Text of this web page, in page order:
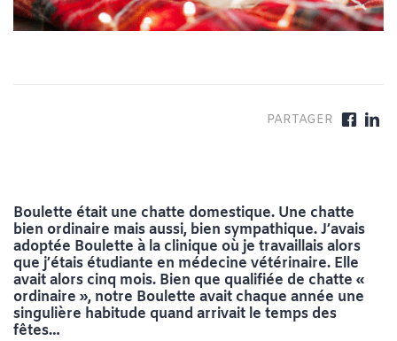
Boulette était une chatte domestique. Une chatte
bien ordinaire mais aussi, bien sympathique. J’avais
adoptée Boulette à la clinique où je travaillais alors
que j’étais étudiante en médecine vétérinaire. Elle
avait alors cinq mois. Bien que qualifiée de chatte «
ordinaire », notre Boulette avait chaque année une
singulière habitude quand arrivait le temps des
fêtes…